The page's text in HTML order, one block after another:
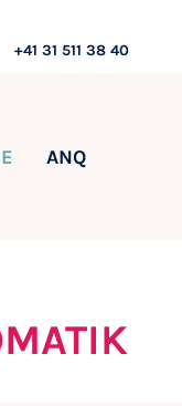
+41 31 511 38 40
ANQ